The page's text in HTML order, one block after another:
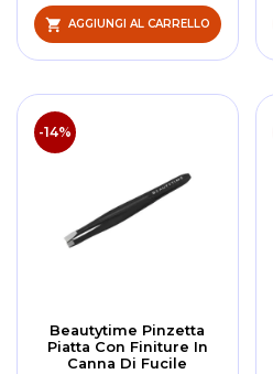
AGGIUNGI AL CARRELLO
-14%
Beautytime Pinzetta
Piatta Con Finiture In
Canna Di Fucile